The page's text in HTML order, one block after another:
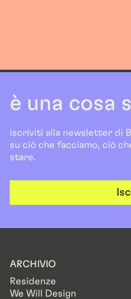
è una cosa
iscriviti alla newsletter di
su ciò che facciamo, ciò
stare.
ARCHIVIO
Residenze
We Will Design